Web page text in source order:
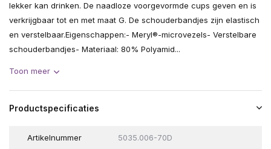
lekker kan drinken. De naadloze voorgevormde cups geven en is
verkrijgbaar tot en met maat G. De schouderbandjes zijn elastisch
en verstelbaar.Eigenschappen:- Meryl®-microvezels- Verstelbare
schouderbandjes- Materiaal: 80% Polyamid...
Toon meer
Productspecificaties
Artikelnummer 5035.006-70D